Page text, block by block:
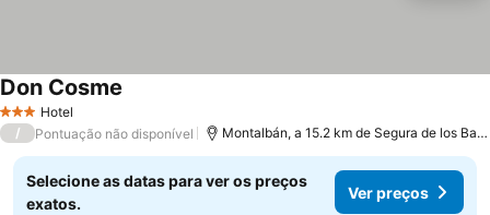
3 EstrelasHotel
Don Cosme
/ Pontuação não disponível Montalbán, a 15.2 km de Segura de los
Selecione as datas para ver os preços
exatos.
Ver preços